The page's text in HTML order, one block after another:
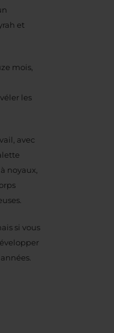
et
mois,
les
avec
noyaux,
si vous